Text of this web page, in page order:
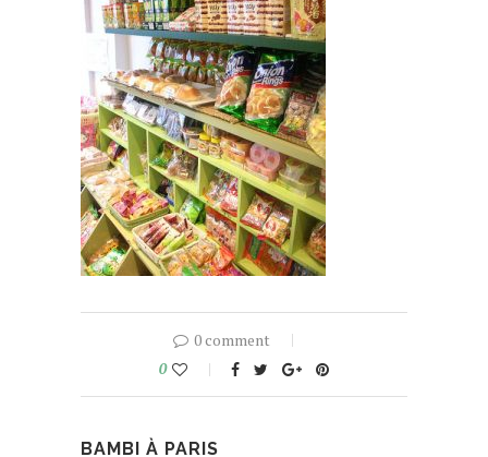
0 comment
0
BAMBI À PARIS